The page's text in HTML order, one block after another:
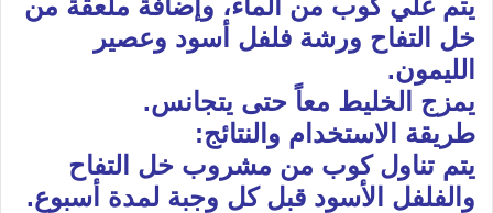
خل التفاح ورشة فلفل أسود وعصير
الليمون.
يمزج الخليط معاً حتى يتجانس.
طريقة الاستخدام والنتائج:
يتم تناول كوب من مشروب خل التفاح
والفلفل الأسود قبل كل وجبة لمدة أسبوع.